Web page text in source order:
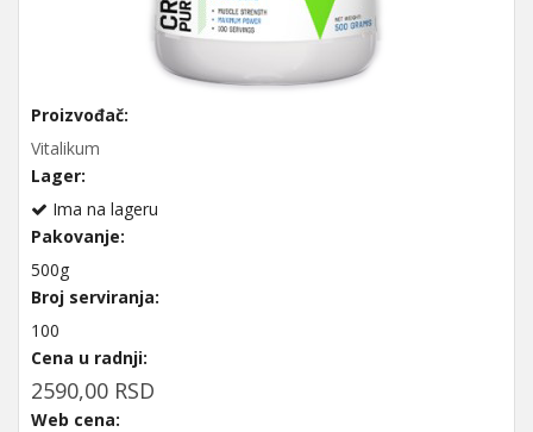
Proizvođač:
Vitalikum
Lager:
Ima na lageru
Pakovanje:
500g
Broj serviranja:
100
Cena u radnji:
2590,00 RSD
Web cena: